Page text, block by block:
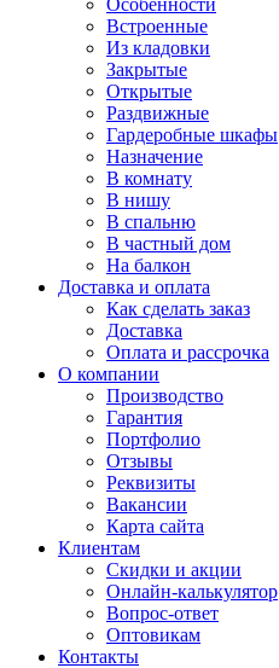
Особенности
Встроенные
Из кладовки
Закрытые
Открытые
Раздвижные
Гардеробные шкафы
Назначение
В комнату
В нишу
В спальню
В частный дом
На балкон
Доставка и оплата
Как сделать заказ
Доставка
Оплата и рассрочка
О компании
Производство
Гарантия
Портфолио
Отзывы
Реквизиты
Вакансии
Карта сайта
Клиентам
Скидки и акции
Онлайн-калькулятор
Вопрос-ответ
Оптовикам
Контакты